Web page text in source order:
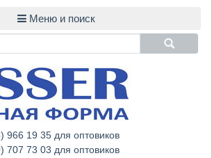
966 19 35 для оптовиков
707 73 03 для оптовиков